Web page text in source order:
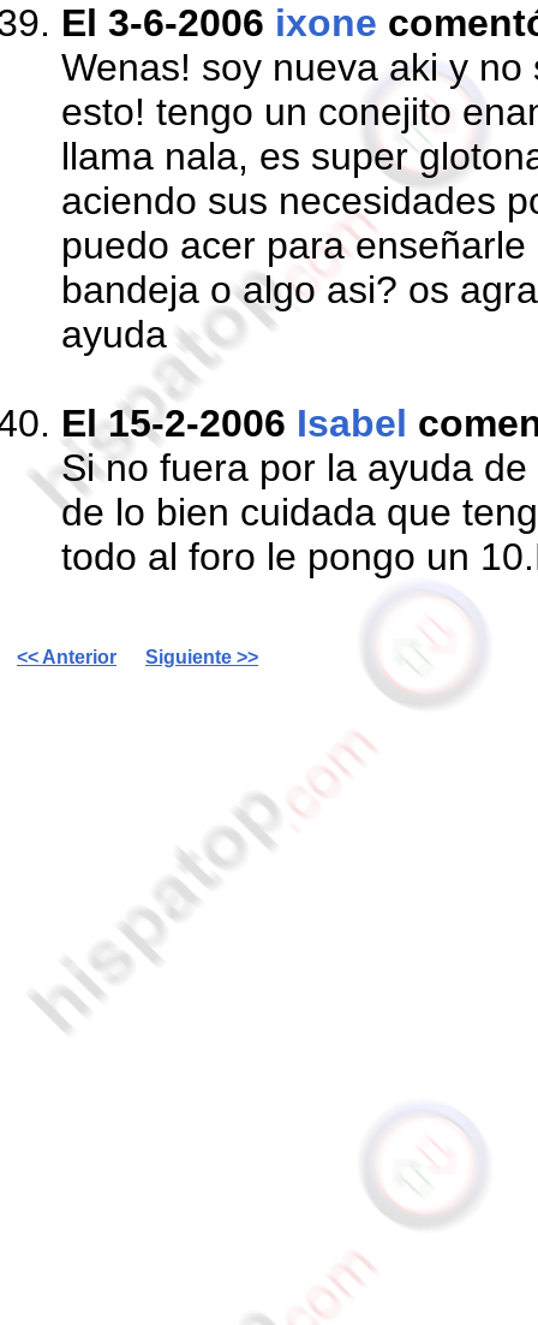
El 3-6-2006 ixone
Wenas! soy nueva aki y
esto! tengo un conejito
llama nala, es super
aciendo sus necesidades
puedo acer para
bandeja o algo asi? os
ayuda
El 15-2-2006 Isabel
Si no fuera por la ayuda
de lo bien cuidada que
todo al foro le pongo un
<< Anterior Siguiente >>